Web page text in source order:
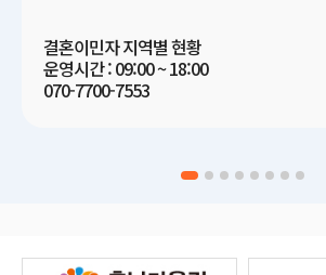
결혼이민자 지역별 현황
운영시간 : 09:00 ~ 18:00
070-7700-7553